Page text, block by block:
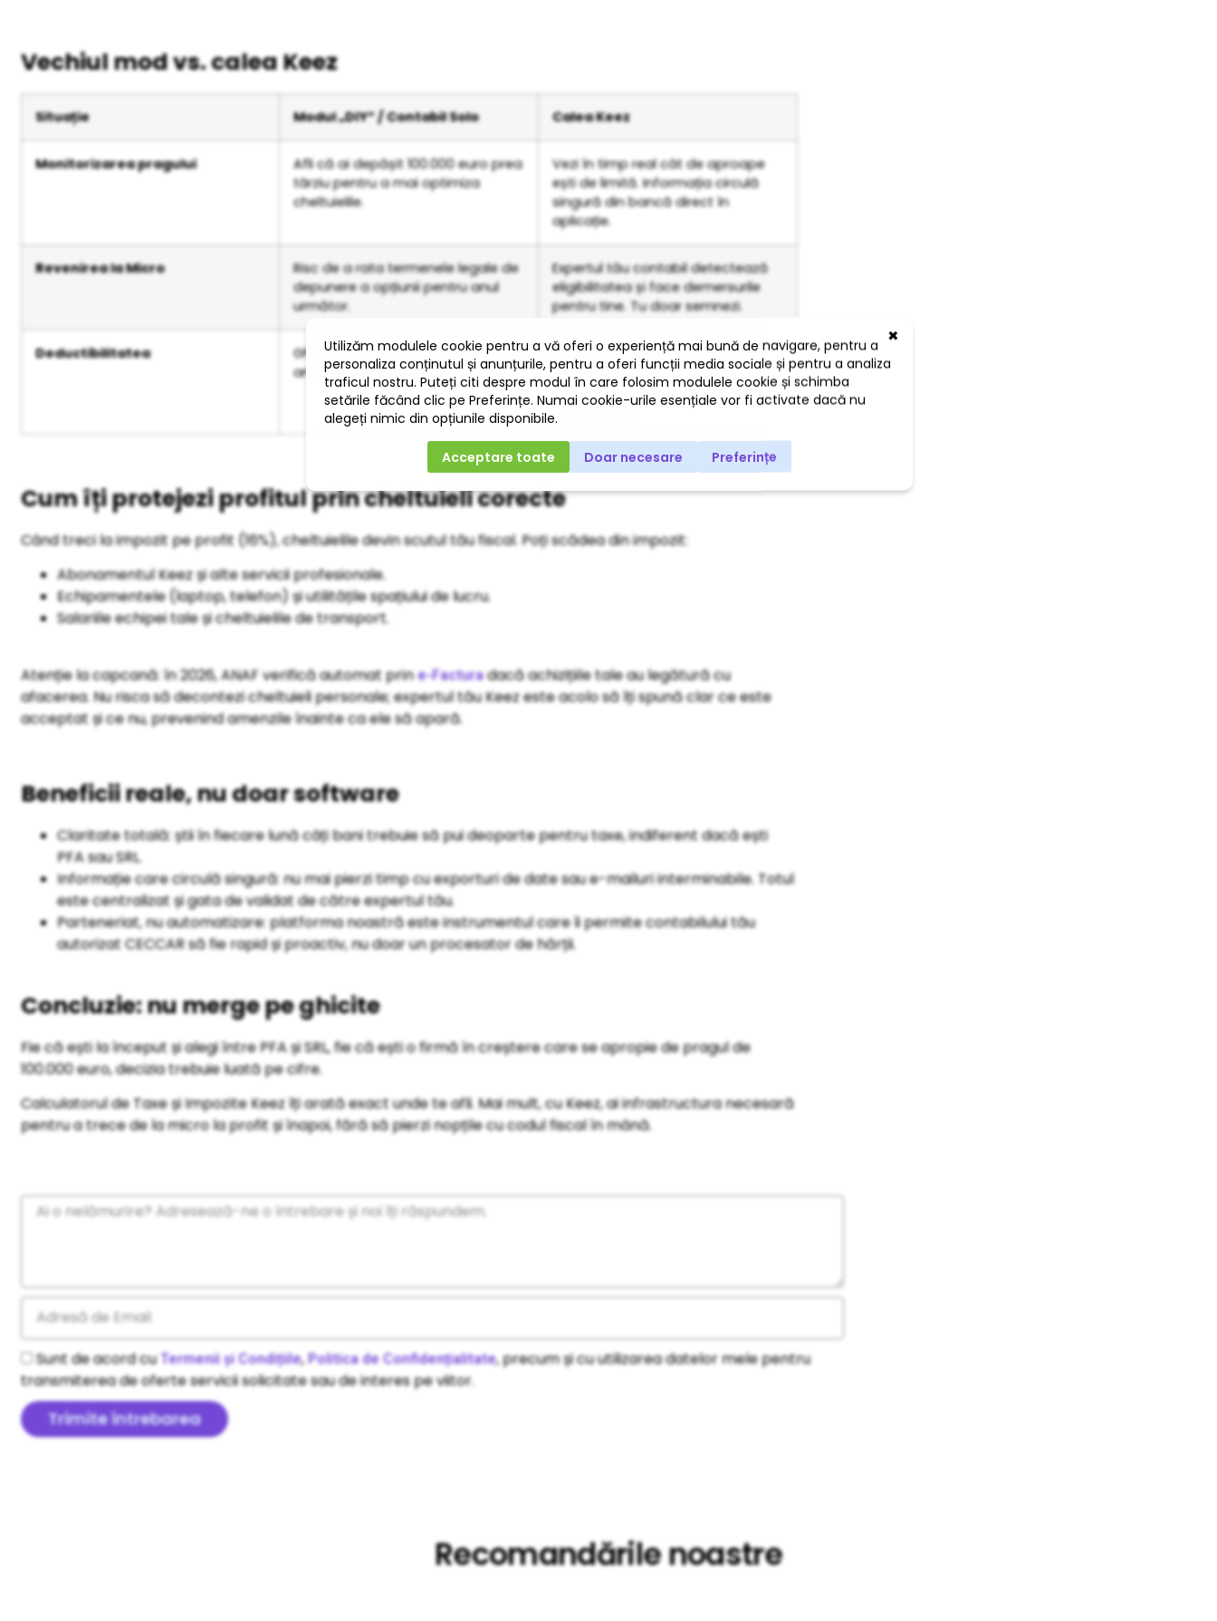
Vechiul mod vs. calea Keez
Situație Modul „DIY” / Contabil Solo Calea Keez
Monitorizarea pragului
Afli că ai depășit 100.000 euro prea
târziu pentru a mai optimiza
cheltuielile.
Vezi în timp real cât de aproape
ești de limită. Informația circulă
singură din bancă direct în
aplicație.
Revenirea la Micro
Risc de a rata termenele legale de
depunere a opțiunii pentru anul
următor.
Expertul tău contabil detectează
eligibilitatea și face demersurile
pentru tine. Tu doar semnezi.
Deductibilitatea
Ghicești ce bonuri sunt bune și riști
amenzi la controlul ANAF.
Încarci documentele, iar sistemul
și expertul tău le validează,
asigurându-te că plătești impozit
minim legal.
Cum îți protejezi profitul prin cheltuieli corecte
Când treci la impozit pe profit (16%), cheltuielile devin scutul tău fiscal. Poți scădea din impozit:
Abonamentul Keez și alte servicii profesionale.
Echipamentele (laptop, telefon) și utilitățile spațiului de lucru.
Salariile echipei tale și cheltuielile de transport.
Atenție la capcană: în 2026, ANAF verifică automat prine-Facturadacă achizițiile tale au legătură cu
afacerea. Nu risca să decontezi cheltuieli personale; expertul tău Keez este acolo să îți spună clar ce este
acceptat și ce nu, prevenind amenzile înainte ca ele să apară.
Beneficii reale, nu doar software
Claritate totală: știi în fiecare lună câți bani trebuie să pui deoparte pentru taxe, indiferent dacă ești
PFA sau SRL.
Informație care circulă singură: nu mai pierzi timp cu exporturi de date sau e-mailuri interminabile. Totul
este centralizat și gata de validat de către expertul tău.
Parteneriat, nu automatizare: platforma noastră este instrumentul care îi permite contabilului tău
autorizat CECCAR să fie rapid și proactiv, nu doar un procesator de hărții.
Concluzie: nu merge pe ghicite
Fie că ești la început și alegi între PFA și SRL, fie că ești o firmă în creștere care se apropie de pragul de
100.000 euro, decizia trebuie luată pe cifre.
Calculatorul de Taxe și Impozite Keez îți arată exact unde te afli. Mai mult, cu Keez, ai infrastructura necesară
pentru a trece de la micro la profit și înapoi, fără să pierzi nopțile cu codul fiscal în mână.
Sunt de acord cuTermenii și Condițiile,Politica de Confidențialitate, precum și cu utilizarea datelor mele pentru
transmiterea de oferte servicii solicitate sau de interes pe viitor.
Trimite întrebarea
Recomandările noastre